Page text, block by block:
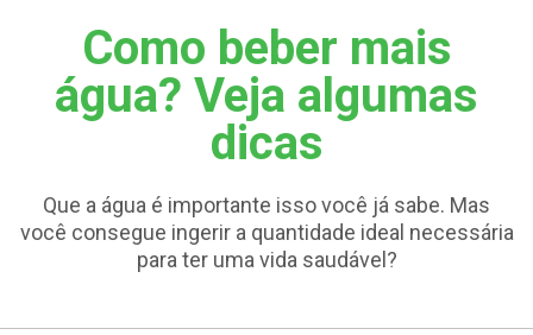
Como beber mais
água? Veja algumas
dicas
Que a água é importante isso você já sabe. Mas
você consegue ingerir a quantidade ideal necessária
para ter uma vida saudável?